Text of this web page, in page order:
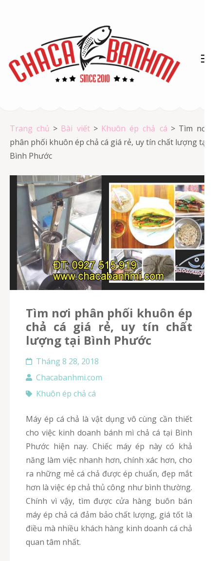
nội
dung
Trang chủ > Bài viết > Khuôn ép chả cá > Tìm nơi
phân phối khuôn ép chả cá giá rẻ, uy tín chất lượng tại
Bình Phước
Tìm nơi phân phối khuôn ép
chả cá giá rẻ, uy tín chất
lượng tại Bình Phước
Tháng 8 28, 2018
Chacabanhmi.com
Khuôn ép chả cá
Máy ép cá chả là vật dụng vô cùng cần thiết
cho việc kinh doanh bánh mì chả cá tại Bình
Phước hiện nay. Chiếc máy ép này có khả
năng làm việc nhanh hơn, chính xác hơn, cho
ra những mẻ cá chả được ép chuẩn, đẹp mắt
hơn là việc ép chả thủ công như bình thường.
Chính vì vậy, tìm được cửa hàng buôn bán
máy ép chả cá đảm bảo chất lượng, giá tốt là
điều mà nhiều khách hàng kinh doanh cá chả
quan tâm nhất.